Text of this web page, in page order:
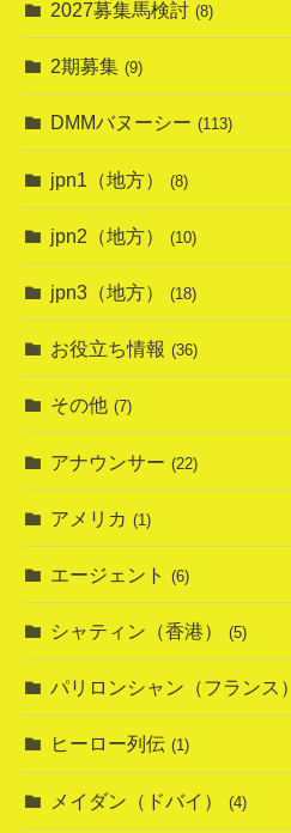
2027募集馬検討 (8)
2期募集 (9)
DMMバヌーシー (113)
jpn1（地方） (8)
jpn2（地方） (10)
jpn3（地方） (18)
お役立ち情報 (36)
その他 (7)
アナウンサー (22)
アメリカ (1)
エージェント (6)
シャティン（香港） (5)
パリロンシャン（フランス）
ヒーロー列伝 (1)
メイダン（ドバイ） (4)